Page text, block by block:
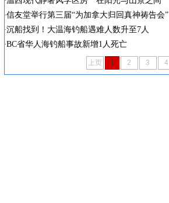
信友堂举行第三届“为加拿大归回真神祷告会”
沉船找到！大温海钓船遇难人数升至7人
BC省华人海钓船事故新增1人死亡
上页 1 2 3 4